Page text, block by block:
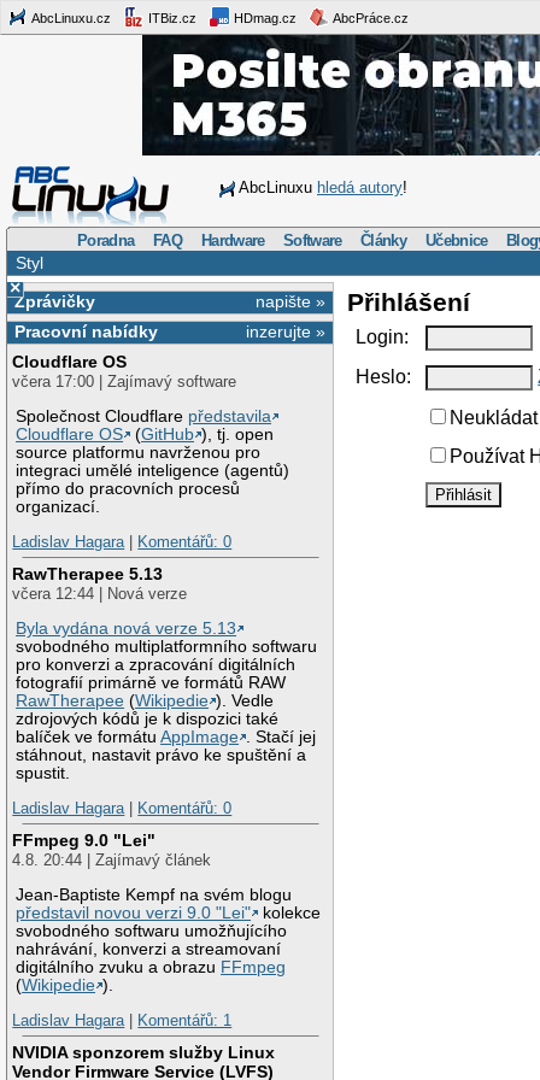
AbcLinuxu.cz ITBiz.cz HDmag.cz AbcPráce.cz
AbcLinuxu hledá autory!
Poradna FAQ Hardware Software Články Učebnice
Styl
×
napište »
Zprávičky
inzerujte »
Pracovní nabídky
Cloudflare OS
včera 17:00 | Zajímavý software
Společnost Cloudflare představila
Cloudflare OS
(GitHub ), tj. open
source platformu navrženou pro
integraci umělé inteligence (agentů)
přímo do pracovních procesů
organizací.
Ladislav Hagara| Komentářů: 0
RawTherapee 5.13
včera 12:44 | Nová verze
Byla vydána nová verze 5.13
svobodného multiplatformního softwaru
pro konverzi a zpracování digitálních
fotografií primárně ve formátů RAW
RawTherapee (Wikipedie ). Vedle
zdrojových kódů je k dispozici také
balíček ve formátuAppImage
. Stačí jej
stáhnout, nastavit právo ke spuštění a
spustit.
Ladislav Hagara| Komentářů: 0
FFmpeg 9.0 "Lei"
4.8. 20:44 | Zajímavý článek
Jean-Baptiste Kempf na svém blogu
představil novou verzi 9.0 "Lei"
kolekce
svobodného softwaru umožňujícího
nahrávání, konverzi a streamovaní
digitálního zvuku a obrazu FFmpeg
(Wikipedie ).
Ladislav Hagara| Komentářů: 1
NVIDIA sponzorem služby Linux
Vendor Firmware Service (LVFS)
Přihlášení
Login:
Heslo:
Používat